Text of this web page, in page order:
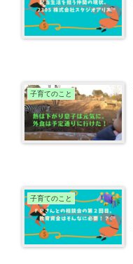
子育てのこと
子育てのこと